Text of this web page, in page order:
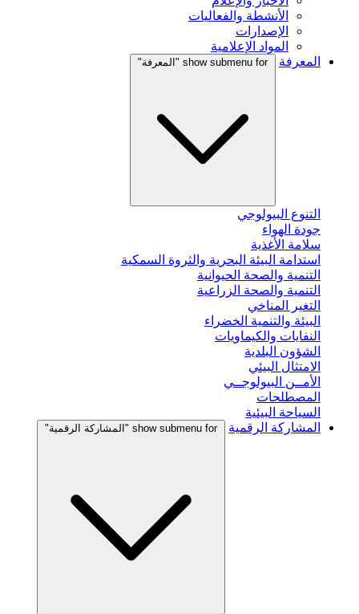
الأنشطة والفعاليات
الإصدارات
المواد الإعلامية
المعرفة
show submenu for "المعرفة"
التنوع البيولوجي
جودة الهواء
سلامة الأغذية
استدامة البيئة البحرية والثروة السمكية
التنمية والصحة الحيوانية
التنمية والصحة الزراعية
التغير المناخي
البيئة والتنمية الخضراء
النفايات والكيماويات
الشؤون البلدية
الامتثال البيئي
الأمــن البيولوجــي
المصطلحات
السياحة البيئية
المشاركة الرقمية
show submenu for "المشاركة الرقمية"